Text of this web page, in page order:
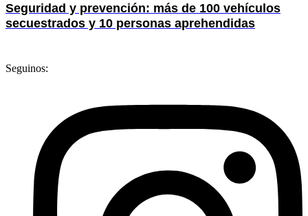
Seguridad y prevención: más de 100 vehículos
secuestrados y 10 personas aprehendidas
Seguinos: